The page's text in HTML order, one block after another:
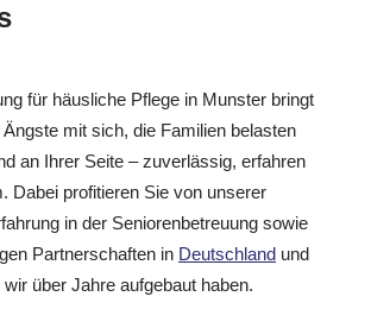
für häusliche Pflege in Munster bringt
mit sich, die Familien belasten
an Ihrer Seite – zuverlässig, erfahren
Dabei profitieren Sie von unserer
in der Seniorenbetreuung sowie
Partnerschaften in Deutschland und
über Jahre aufgebaut haben.